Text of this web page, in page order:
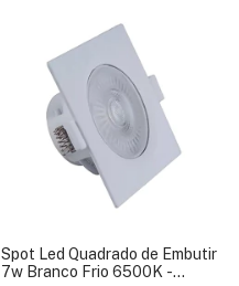
Spot Led Quadrado de Embutir
7w Branco Frio 6500K -